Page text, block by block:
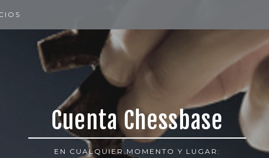
Cuenta Chessbase
EN CUALQUIER MOMENTO Y LUGAR: